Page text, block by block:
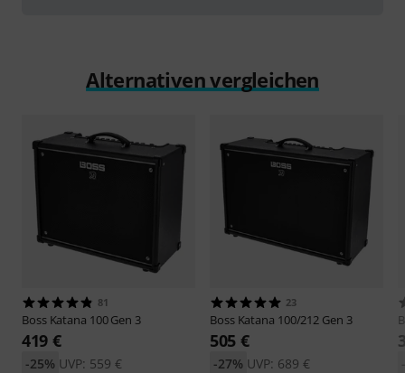
Alternativen vergleichen
81
Boss Katana 100 Gen 3
419 €
UVP: 559 €
-25%
23
Boss Katana 100/212 Gen 3
505 €
UVP: 689 €
-27%